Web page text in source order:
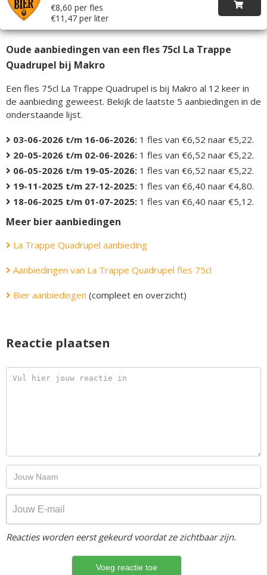
€8,60 per fles
€11,47 per liter
Oude aanbiedingen van een fles 75cl La Trappe
Quadrupel bij Makro
Een fles 75cl La Trappe Quadrupel is bij Makro al 12 keer in
de aanbieding geweest. Bekijk de laatste 5 aanbiedingen in de
onderstaande lijst.
03-06-2026 t/m 16-06-2026: 1 fles van €6,52 naar €5,22.
20-05-2026 t/m 02-06-2026: 1 fles van €6,52 naar €5,22.
06-05-2026 t/m 19-05-2026: 1 fles van €6,52 naar €5,22.
19-11-2025 t/m 27-12-2025: 1 fles van €6,40 naar €4,80.
18-06-2025 t/m 01-07-2025: 1 fles van €6,40 naar €5,12.
Meer bier aanbiedingen
La Trappe Quadrupel aanbieding
Aanbiedingen van La Trappe Quadrupel fles 75cl
Bier aanbiedingen (compleet en overzicht)
Reactie plaatsen
Reacties worden eerst gekeurd voordat ze zichtbaar zijn.